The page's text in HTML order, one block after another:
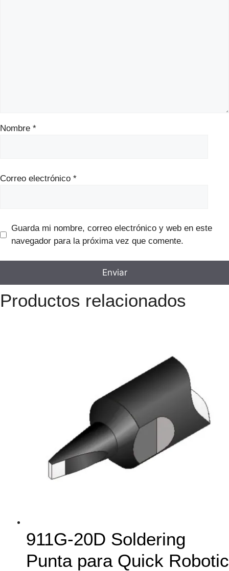
Nombre *
Correo electrónico *
Guarda mi nombre, correo electrónico y web en este
navegador para la próxima vez que comente.
Productos relacionados
911G-20D Soldering
Punta para Quick Robotic